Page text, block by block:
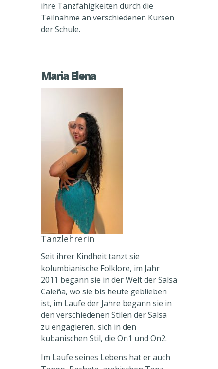
ihre Tanzfähigkeiten durch die
Teilnahme an verschiedenen Kursen
der Schule.
Maria Elena
Tanzlehrerin
Seit ihrer Kindheit tanzt sie
kolumbianische Folklore, im Jahr
2011 begann sie in der Welt der Salsa
Caleña, wo sie bis heute geblieben
ist, im Laufe der Jahre begann sie in
den verschiedenen Stilen der Salsa
zu engagieren, sich in den
kubanischen Stil, die On1 und On2.
Im Laufe seines Lebens hat er auch